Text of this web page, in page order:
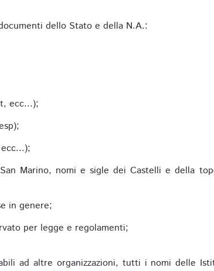
dello Stato e della N.A.:
ecc...);
Marino, nomi e sigle dei Castelli e della
in genere;
per legge e regolamenti;
ad altre organizzazioni, tutti i nomi delle